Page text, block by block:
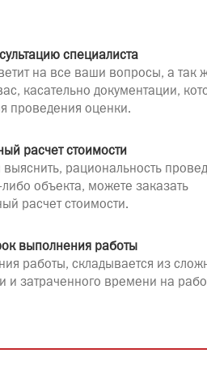
специалиста
на все ваши вопросы, а так
касательно документации,
проведения оценки.
расчет стоимости
выяснить, рациональность
объекта, можете заказать
расчет стоимости.
выполнения работы
работы, складывается из
и затраченного времени на